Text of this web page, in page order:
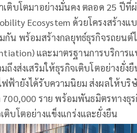
เติบโตมาอย่างมั่นคง ตลอด 25 ปี
Ecosystem ด้วยโครงสร้า
กัน พร้อมสร้างกลยุทธ์ธุรกิจรถยน
และมาตรฐานการบริการ
มถึงส่งเสริมให้ธุรกิจเติบโตอย่างยั่
ฟ้ายังได้รับความนิยม ส่งผลให้บริ
700,000 ราย พร้อมพันธมิตรทาง
ติบโตอย่างแข็งแกร่งและยั่งยืน